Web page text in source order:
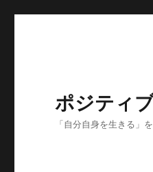
ポジティ
「自分自身を生きる」